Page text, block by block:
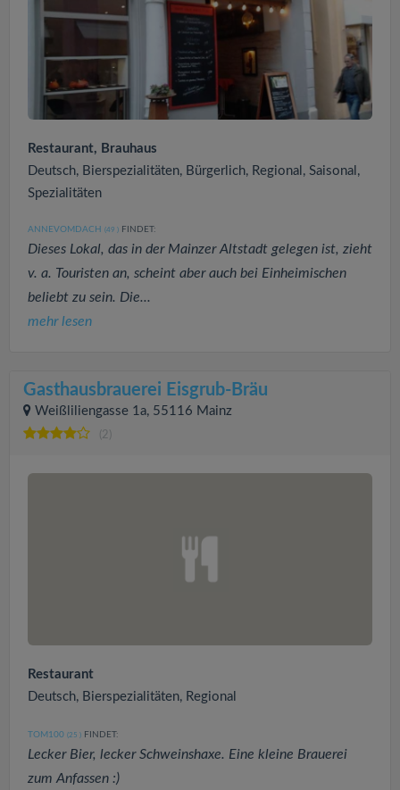
Restaurant, Brauhaus
Deutsch, Bierspezialitäten, Bürgerlich, Regional, Saisonal,
Spezialitäten
ANNEVOMDACH (49 ) FINDET:
Dieses Lokal, das in der Mainzer Altstadt gelegen ist, zieht
v. a. Touristen an, scheint aber auch bei Einheimischen
beliebt zu sein. Die...
mehr lesen
Gasthausbrauerei Eisgrub-Bräu
Weißliliengasse 1a, 55116 Mainz
(2)
Restaurant
Deutsch, Bierspezialitäten, Regional
TOM100 (25 ) FINDET:
Lecker Bier, lecker Schweinshaxe. Eine kleine Brauerei
zum Anfassen :)